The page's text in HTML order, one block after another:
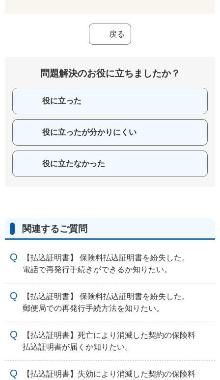
戻る
問題解決のお役に立ちましたか？
役に立った
役に立ったが分かりにくい
役に立たなかった
関連するご質問
【払込証明書】 保険料払込証明書を紛失した。
電話で再発行手続きができるか知りたい。
【払込証明書】 保険料払込証明書を紛失した。
郵便局での再発行手続方法を知りたい。
【払込証明書】死亡により消滅した契約の保険料
払込証明書が届くか知りたい。
【払込証明書】失効により消滅した契約の保険料